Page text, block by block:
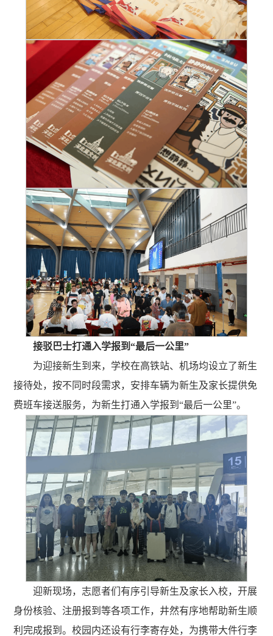
接驳巴士打通入学报到“最后一公里”
为迎接新生到来，学校在高铁站、机场均设立了新生
接待处，按不同时段需求，安排车辆为新生及家长提供免
费班车接送服务，为新生打通入学报到“最后一公里”。
迎新现场，志愿者们有序引导新生及家长入校，开展
身份核验、注册报到等各项工作，井然有序地帮助新生顺
利完成报到。校园内还设有行李寄存处，为携带大件行李